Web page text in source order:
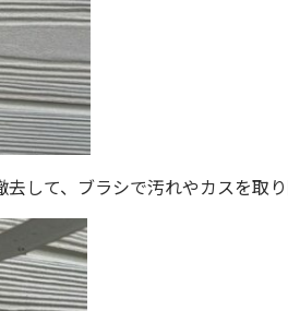
して、ブラシで汚れやカスを取り